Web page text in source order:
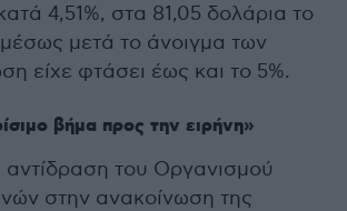
4,51%, στα 81,05 δολάρια το
μετά το άνοιγμα των
είχε φτάσει έως και το 5%.
βήμα προς την ειρήνη»
αντίδραση του Οργανισμού
στην ανακοίνωση της